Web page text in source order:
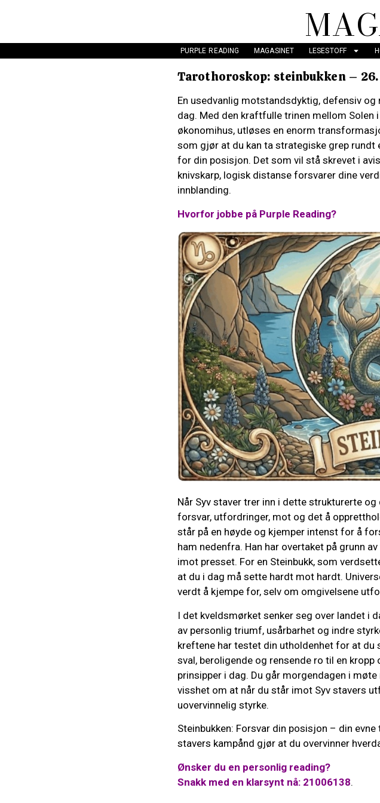
PURPLE READING MAGASINET LESESTOFF
Tarothoroskop: steinbukken –
En usedvanlig motstandsdyktig, defensiv
dag. Med den kraftfulle trinen mellom
økonomihus, utløses en enorm
som gjør at du kan ta strategiske grep rundt
for din posisjon. Det som vil stå skrevet i
knivskarp, logisk distanse forsvarer dine
innblanding.
Hvorfor jobbe på Purple Reading?
Når Syv staver trer inn i dette strukturerte
forsvar, utfordringer, mot og det å
står på en høyde og kjemper intenst for å
ham nedenfra. Han har overtaket på grunn
imot presset. For en Steinbukk, som
at du i dag må sette hardt mot hardt.
verdt å kjempe for, selv om omgivelsene
I det kveldsmørket senker seg over landet i
av personlig triumf, usårbarhet og indre
kreftene har testet din utholdenhet for at du
sval, beroligende og rensende ro til en
prinsipper i dag. Du går morgendagen i
visshet om at når du står imot Syv stavers
uovervinnelig styrke.
Steinbukken: Forsvar din posisjon – din
stavers kampånd gjør at du overvinner
Ønsker du en personlig reading?
Snakk med en klarsynt nå: 21006138.